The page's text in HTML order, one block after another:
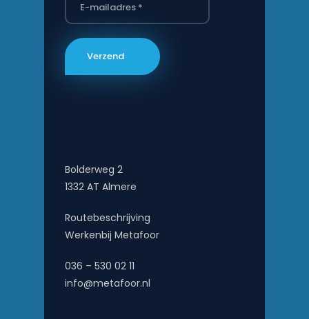
Bolderweg 2
1332 AT Almere
Routebeschrijving
Werkenbij Metafoor
036 – 530 02 11
info@metafoor.nl